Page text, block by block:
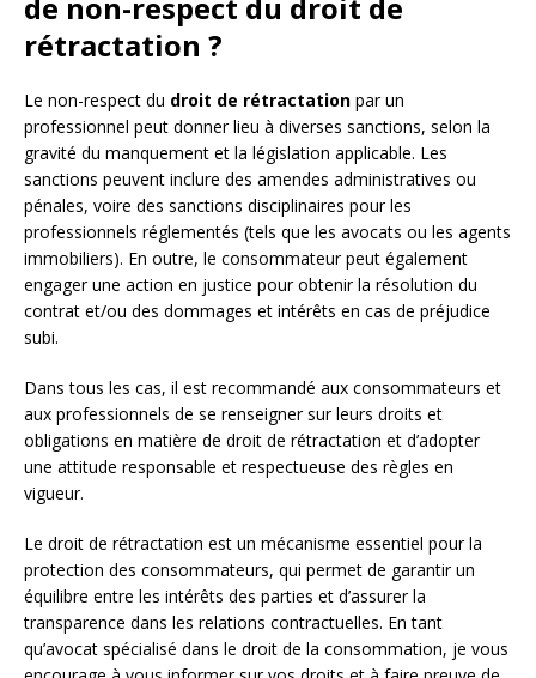
de non-respect du droit de
rétractation ?
Le non-respect du droit de rétractation par un
professionnel peut donner lieu à diverses sanctions, selon la
gravité du manquement et la législation applicable. Les
sanctions peuvent inclure des amendes administratives ou
pénales, voire des sanctions disciplinaires pour les
professionnels réglementés (tels que les avocats ou les agents
immobiliers). En outre, le consommateur peut également
engager une action en justice pour obtenir la résolution du
contrat et/ou des dommages et intérêts en cas de préjudice
subi.
Dans tous les cas, il est recommandé aux consommateurs et
aux professionnels de se renseigner sur leurs droits et
obligations en matière de droit de rétractation et d’adopter
une attitude responsable et respectueuse des règles en
vigueur.
Le droit de rétractation est un mécanisme essentiel pour la
protection des consommateurs, qui permet de garantir un
équilibre entre les intérêts des parties et d’assurer la
transparence dans les relations contractuelles. En tant
qu’avocat spécialisé dans le droit de la consommation, je vous